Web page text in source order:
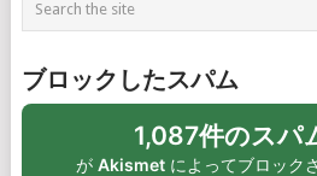
ブロックしたスパム
1,087件のスパ
が Akismetによってブロック